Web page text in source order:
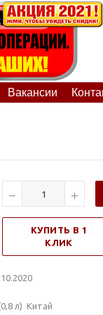
Вакансии
КУПИТЬ В 1
КЛИК
л) Китай